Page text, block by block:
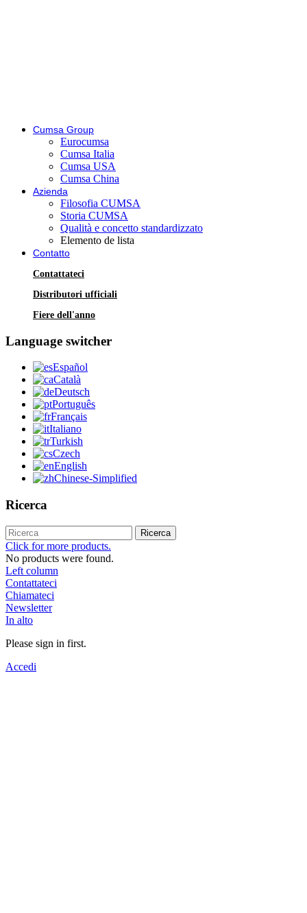
Cumsa Group
Eurocumsa
Cumsa Italia
Cumsa USA
Cumsa China
Azienda
Filosofia CUMSA
Storia CUMSA
Qualità e concetto standardizzato
Elemento de lista
Contatto
Contattateci
Distributori ufficiali
Fiere dell'anno
Language switcher
Español
Català
Deutsch
Português
Français
Italiano
Turkish
Czech
English
Chinese-Simplified
Ricerca
Ricerca
Click for more products.
No products were found.
Left column
Contattateci
Chiamateci
Newsletter
In alto
Please sign in first.
Accedi